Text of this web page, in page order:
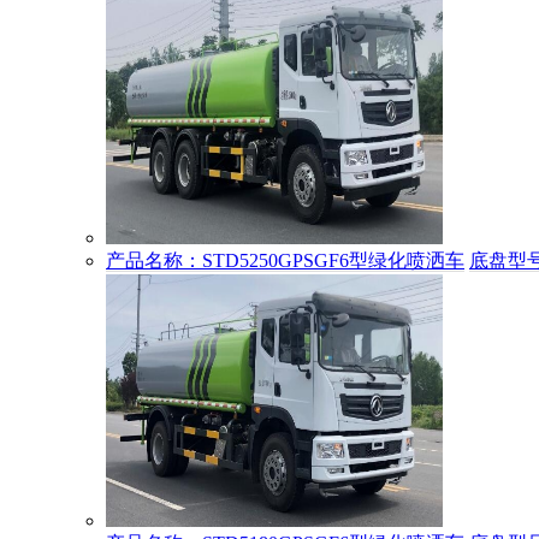
产品名称：STD5250GPSGF6型绿化喷洒车 底盘型